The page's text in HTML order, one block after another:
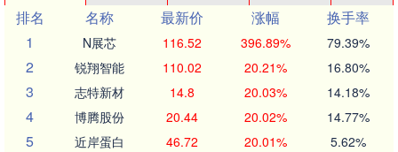
排名
名称 最新价 涨幅
换手率
1
N展芯 116.52 396.89% 79.39%
2 锐翔智能 110.02 20.21% 16.80%
3 志特新材 14.8 20.03% 14.18%
4 博腾股份 20.44 20.02% 14.77%
5 近岸蛋白 46.72 20.01% 5.62%